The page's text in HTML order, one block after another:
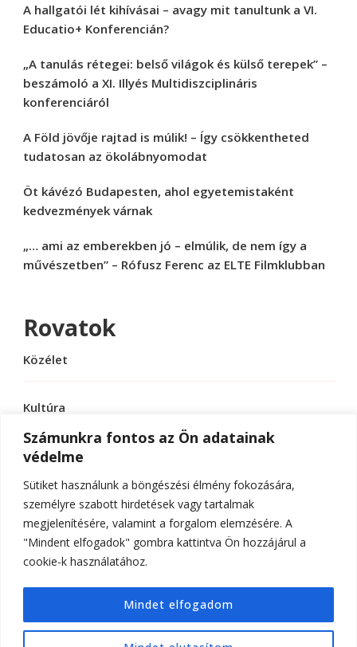
Számunkra fontos az Ön adatainak
védelme
Sütiket használunk a böngészési élmény fokozására,
személyre szabott hirdetések vagy tartalmak
megjelenítésére, valamint a forgalom elemzésére. A
"Mindent elfogadok" gombra kattintva Ön hozzájárul a
cookie-k használatához.
Mindet elfogadom
A hallgatói lét kihívásai – avagy mit tanultunk a VI.
Educatio+ Konferencián?
„A tanulás rétegei: belső világok és külső terepek” –
beszámoló a XI. Illyés Multidiszciplináris
konferenciáról
A Föld jövője rajtad is múlik! – Így csökkentheted
tudatosan az ökolábnyomodat
Öt kávézó Budapesten, ahol egyetemistaként
kedvezmények várnak
„… ami az emberekben jó – elmúlik, de nem így a
művészetben” – Rófusz Ferenc az ELTE Filmklubban
Rovatok
Közélet
Kultúra
Sport
Tudomány
© Szerzői jog 2026ELTE Online
fenntartva.Hello Fashion | FejlesztetteBlossom
Themes.Készítette: WordPress